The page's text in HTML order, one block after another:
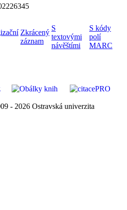
Zkrácený
záznam
S
textovými
návěštími
S kódy
polí
MARC
- 2026 Ostravská univerzita